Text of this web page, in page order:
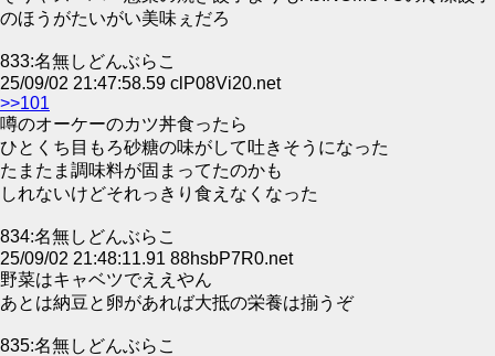
のほうがたいがい美味ぇだろ
833:名無しどんぶらこ
25/09/02 21:47:58.59 clP08Vi20.net
>>101
噂のオーケーのカツ丼食ったら
ひとくち目もろ砂糖の味がして吐きそうになった
たまたま調味料が固まってたのかも
しれないけどそれっきり食えなくなった
834:名無しどんぶらこ
25/09/02 21:48:11.91 88hsbP7R0.net
野菜はキャベツでええやん
あとは納豆と卵があれば大抵の栄養は揃うぞ
835:名無しどんぶらこ